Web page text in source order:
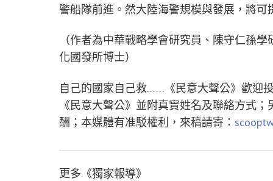
警船隊前進。然大陸海警規模與發展，將
（作者為中華戰略學會研究員、陳守仁孫
化國發所博士）
自己的國家自己救……《民意大聲公》歡迎
《民意大聲公》並附真實姓名及聯絡方式
酬；本媒體有准駁權利，來稿請寄：
更多《獨家報導》